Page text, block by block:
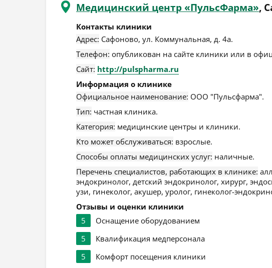
Медицинский центр «ПульсФарма»,
Контакты клиники
Адрес: Сафоново, ул. Коммунальная, д. 4а.
Телефон: опубликован на сайте клиники или в
Сайт: http://pulspharma.ru
Информация о клинике
Официальное наименование: ООО "Пульсфарма".
Тип: частная клиника.
Категория: медицинские центры и клиники.
Кто может обслуживаться: взрослые.
Способы оплаты медицинских услуг: наличные.
Перечень специалистов, работающих в клинике:
эндокринолог, детский эндокринолог, хирург,
узи, гинеколог, акушер, уролог, гинеколог-
Отзывы и оценки клиники
5
Оснащение оборудованием
5
Квалификация медперсонала
5
Комфорт посещения клиники